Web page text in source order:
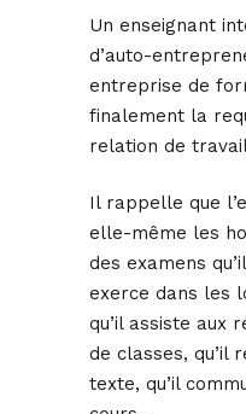
Un enseignant
d’auto-
entreprise de
finalement la
relation de
Il rappelle que
elle-même les
des examens
exerce dans les
qu’il assiste aux
de classes, qu’il
texte, qu’il